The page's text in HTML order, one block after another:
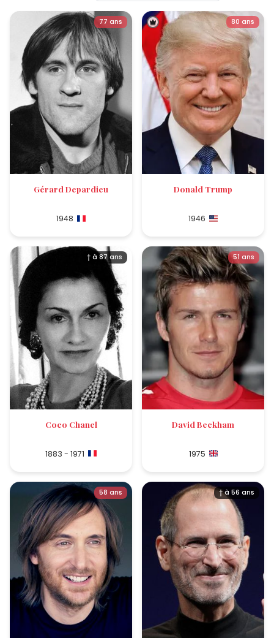
77 ans
Gérard Depardieu
1948
80 ans
Donald Trump
1946
† à 87 ans
Coco Chanel
1883 - 1971
51 ans
David Beckham
1975
58 ans † à 56 ans